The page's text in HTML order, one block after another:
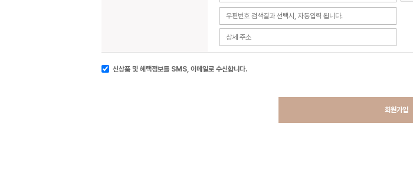
신상품 및 혜택정보를 SMS, 이메일로 수신합니다.
회원가입